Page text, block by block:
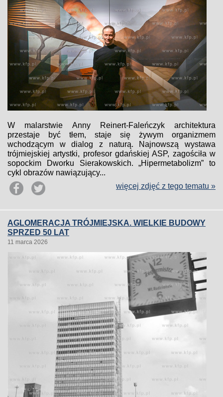
W malarstwie Anny Reinert-Faleńczyk architektura
przestaje być tłem, staje się żywym organizmem
wchodzącym w dialog z naturą. Najnowszą wystawa
trójmiejskiej artystki, profesor gdańskiej ASP, zagościła w
sopockim Dworku Sierakowskich. „Hipermetabolizm” to
cykl obrazów nawiązujący...
więcej zdjęć z tego tematu »
AGLOMERACJA TRÓJMIEJSKA. WIELKIE BUDOWY
SPRZED 50 LAT
11 marca 2026